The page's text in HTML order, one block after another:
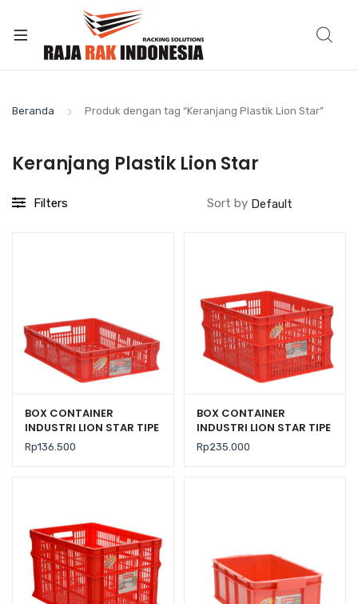
Beranda Produk dengan tag “Keranjang Plastik Lion Star”
Keranjang Plastik Lion Star
Filters Sort by
BOX CONTAINER
INDUSTRI LION STAR TIPE
IC-27 FORTE CRATE 301
UK. 600 x 425 x 140 MM
Rp136.500
BOX CONTAINER
INDUSTRI LION STAR TIPE
IC-28 FORTE CRATE 302
Rp235.000